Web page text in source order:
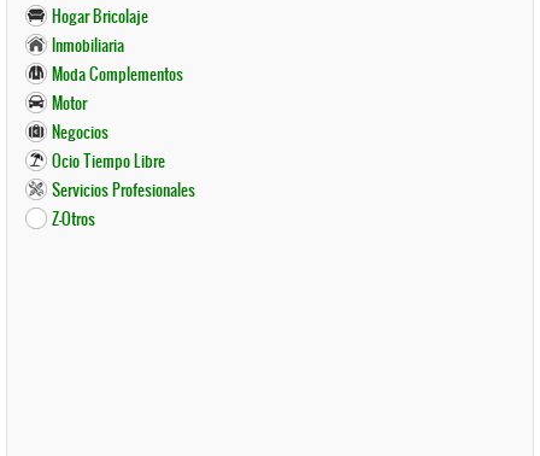
Hogar Bricolaje
Inmobiliaria
Moda Complementos
Motor
Negocios
Ocio Tiempo Libre
Servicios Profesionales
Z-Otros